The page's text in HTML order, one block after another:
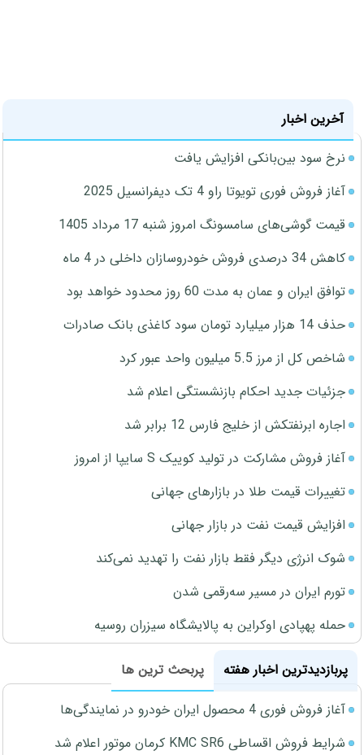
آخرین اخبار
نرخ سود بین‌بانکی افزایش یافت
آغاز فروش فوری تویوتا راو 4 تک دیفرانسیل 2025
قیمت گوشی‌های سامسونگ امروز شنبه 17 مرداد 1405
کاهش 34 درصدی فروش خودروسازان داخلی در 4 ماه
توافق ایران و عمان به مدت 60 روز محدود خواهد بود
حذف 14 هزار میلیارد تومان سود کاغذی بانک صادرات
شاخص کل از مرز 5.5 میلیون واحد عبور کرد
جزئیات جدید احکام بازنشستگی اعلام شد
اجاره ابرنفتکش از خلیج فارس 12 برابر شد
آغاز فروش مشارکت در تولید کوییک S سایپا از امروز
تغییرات قیمت طلا در بازارهای جهانی
افزایش قیمت نفت در بازار جهانی
شوک انرژی دیگر فقط بازار نفت را تهدید نمی‌کند
تورم ایران در مسیر سه‌رقمی شدن
حمله پهپادی اوکراین به پالایشگاه سیزران روسیه
پربازدیدترین اخبار هفته
پربحث ترین ها
آغاز فروش فوری 4 محصول ایران خودرو در نمایندگی‌ها
شرایط فروش اقساطی KMC SR6 کرمان موتور اعلام شد